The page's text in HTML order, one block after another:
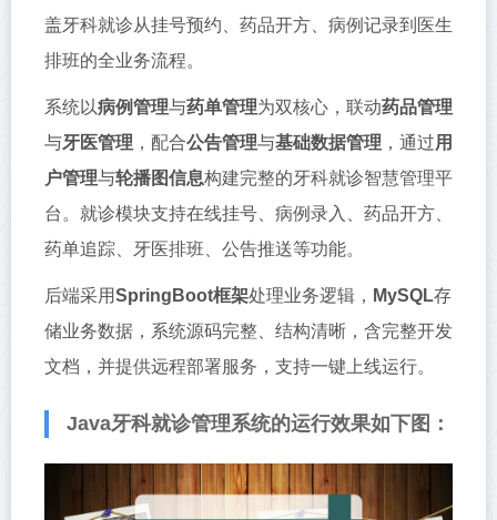
盖牙科就诊从挂号预约、药品开方、病例记录到医生
排班的全业务流程。
系统以病例管理与药单管理为双核心，联动药品管理
与牙医管理 ，配合公告管理与基础数据管理 ，通过用
户管理与轮播图信息构建完整的牙科就诊智慧管理平
台。就诊模块支持在线挂号、病例录入、药品开方、
药单追踪、牙医排班、公告推送等功能。
后端采用SpringBoot框架处理业务逻辑， MySQL存
储业务数据，系统源码完整、结构清晰，含完整开发
文档，并提供远程部署服务，支持一键上线运行。
Java牙科就诊管理系统的运行效果如下图：